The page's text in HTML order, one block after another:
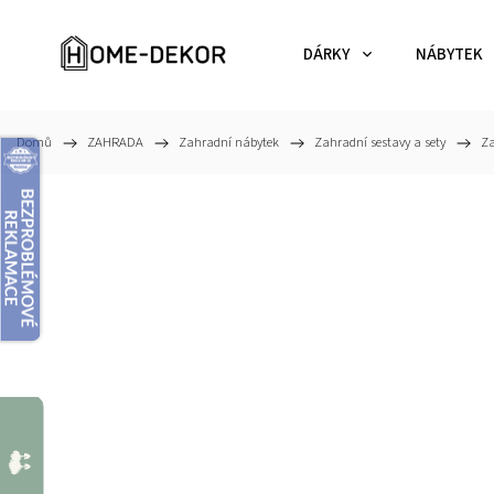
DÁRKY NÁBYTEK
Domů / ZAHRADA / Zahradní nábytek / Zahradní sestavy a sety /